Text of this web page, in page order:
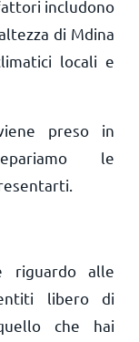
includono
di Mdina
locali e
preso in
le
riguardo alle
libero di
che hai